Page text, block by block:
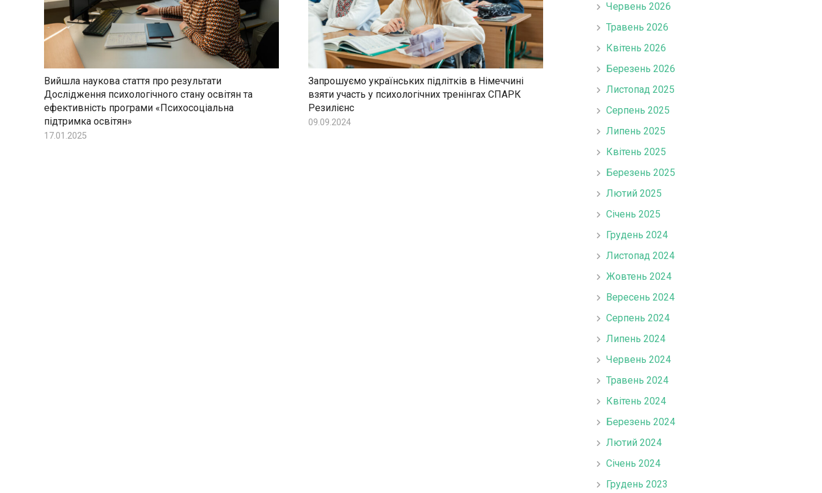
Вийшла наукова стаття про результати
Дослідження психологічного стану освітян та
ефективність програми «Психосоціальна
підтримка освітян»
17.01.2025
Запрошуємо українських підлітків в Німеччині
взяти участь у психологічних тренінгах СПАРК
Резилієнс
09.09.2024
Червень 2026
Травень 2026
Квітень 2026
Березень 2026
Листопад 2025
Серпень 2025
Липень 2025
Квітень 2025
Березень 2025
Лютий 2025
Січень 2025
Грудень 2024
Листопад 2024
Жовтень 2024
Вересень 2024
Серпень 2024
Липень 2024
Червень 2024
Травень 2024
Квітень 2024
Березень 2024
Лютий 2024
Січень 2024
Грудень 2023